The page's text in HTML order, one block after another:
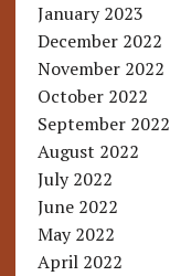
January 2023
December 2022
November 2022
October 2022
September 2022
August 2022
July 2022
June 2022
May 2022
April 2022